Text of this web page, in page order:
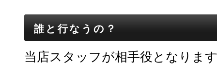
誰と行なうの？
当店スタッフが相手役となりま